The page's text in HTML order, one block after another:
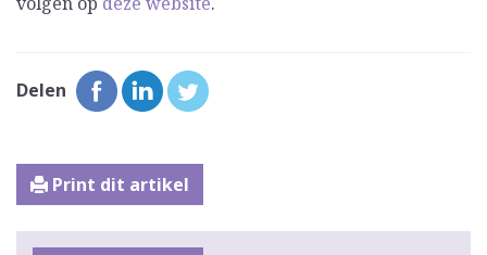
Delen
Print dit artikel